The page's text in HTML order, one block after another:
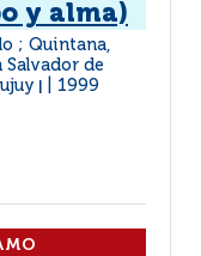
y alma)
; Quintana,
Salvador de
1999